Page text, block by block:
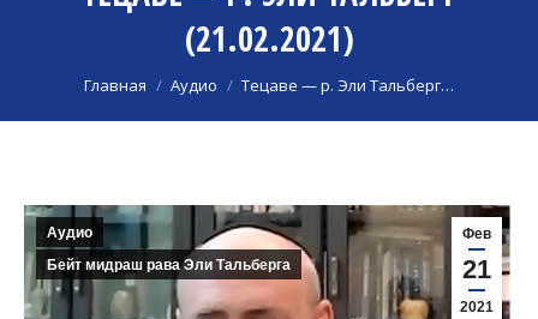
(21.02.2021)
Вы здесь:
Главная Аудио Тецаве — р. Эли Тальберг…
Фев
21
2021
Аудио
Бейт мидраш рава Эли Тальберга